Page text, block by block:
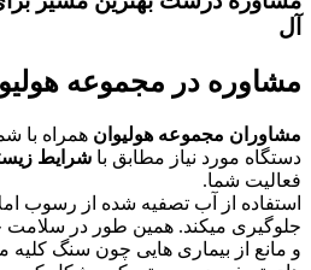
آل
مشاوره در مجموعه
مشاوران مجموعه هولیوان همراه با
دستگاه مورد نیاز مطابق با شرایط
فعالیت شما.
استفاده از آب تصفیه شده از رسوب
جلوگیری میکند. همین طور در سلامت
و مانع از بیماری هایی چون سنگ کلیه